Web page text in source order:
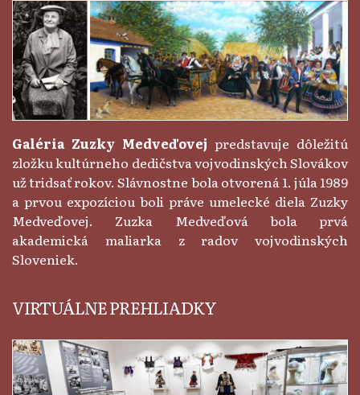
Galéria Zuzky Medveďovej predstavuje dôležitú
zložku kultúrneho dedičstva vojvodinských Slovákov
už tridsať rokov. Slávnostne bola otvorená 1. júla 1989
a prvou expozíciou boli práve umelecké diela Zuzky
Medveďovej. Zuzka Medveďová bola prvá
akademická maliarka z radov vojvodinských
Sloveniek.
VIRTUÁLNE PREHLIADKY